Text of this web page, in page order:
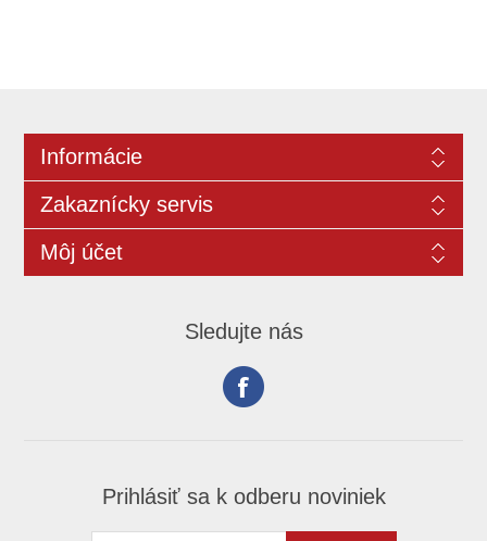
Informácie
Zakaznícky servis
Môj účet
Sledujte nás
Prihlásiť sa k odberu noviniek